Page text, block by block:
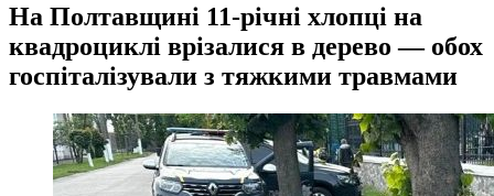
На Полтавщині 11-річні хлопці на
квадроциклі врізалися в дерево — обох
госпіталізували з тяжкими травмами